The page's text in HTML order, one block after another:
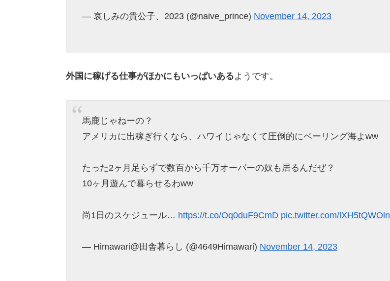
— 哀しみの貴公子、2023 (@naive_prince) November 14, 2023
外国に稼げる仕事がほかにもいっぱいあるようです。
馬鹿じゃねーの？
アメリカに出稼ぎ行くなら、ハワイじゃなくて圧倒的にベーリング海よww
たった2ヶ月足らずで数百から千万オーバーの奴も居るんだぜ？
10ヶ月遊んで暮らせるわww
尚1日のスケジュール… https://t.co/Oq0duF9CmD pic.twitter.com/lXH5tQWOln
— Himawari@田舎暮らし (@4649Himawari) November 14, 2023